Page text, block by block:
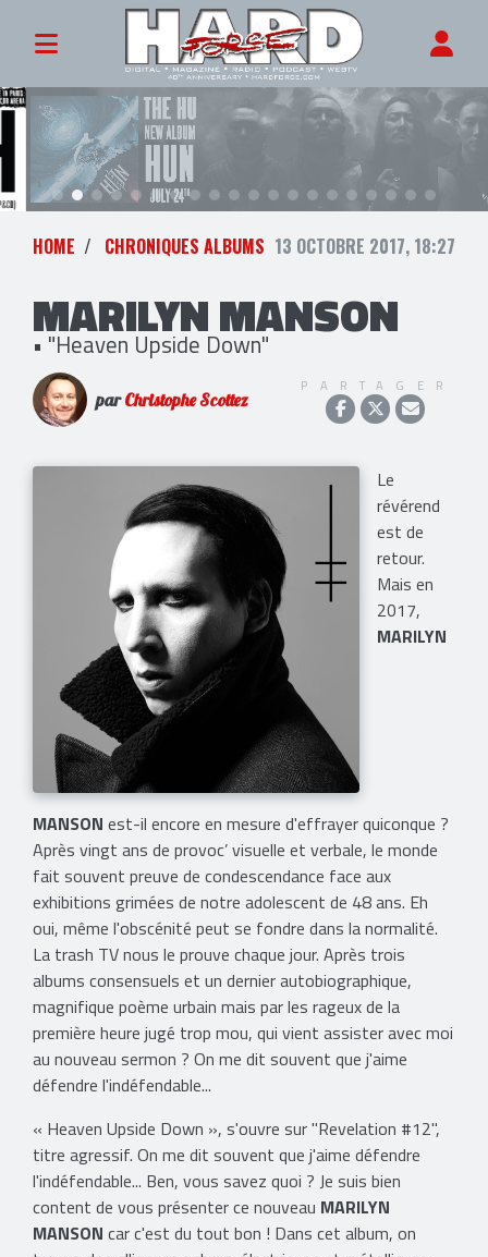
HOME CHRONIQUES ALBUMS 13 OCTOBRE 2017, 18:27
MARILYN MANSON
• "Heaven Upside Down"
parChristophe Scottez
PARTAGER
Le
révérend
est de
retour.
Mais en
2017,
MARILYN
MANSON est-il encore en mesure d'effrayer quiconque ?
Après vingt ans de provoc’ visuelle et verbale, le monde
fait souvent preuve de condescendance face aux
exhibitions grimées de notre adolescent de 48 ans. Eh
oui, même l'obscénité peut se fondre dans la normalité.
La trash TV nous le prouve chaque jour. Après trois
albums consensuels et un dernier autobiographique,
magnifique poème urbain mais par les rageux de la
première heure jugé trop mou, qui vient assister avec moi
au nouveau sermon ? On me dit souvent que j'aime
défendre l'indéfendable...
« Heaven Upside Down », s'ouvre sur "Revelation #12",
titre agressif. On me dit souvent que j'aime défendre
l'indéfendable... Ben, vous savez quoi ? Je suis bien
content de vous présenter ce nouveau MARILYN
MANSON car c'est du tout bon ! Dans cet album, on